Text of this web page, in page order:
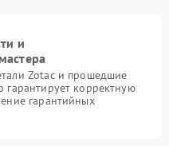
и
Zotac и прошедшие
гарантирует корректную
гарантийных